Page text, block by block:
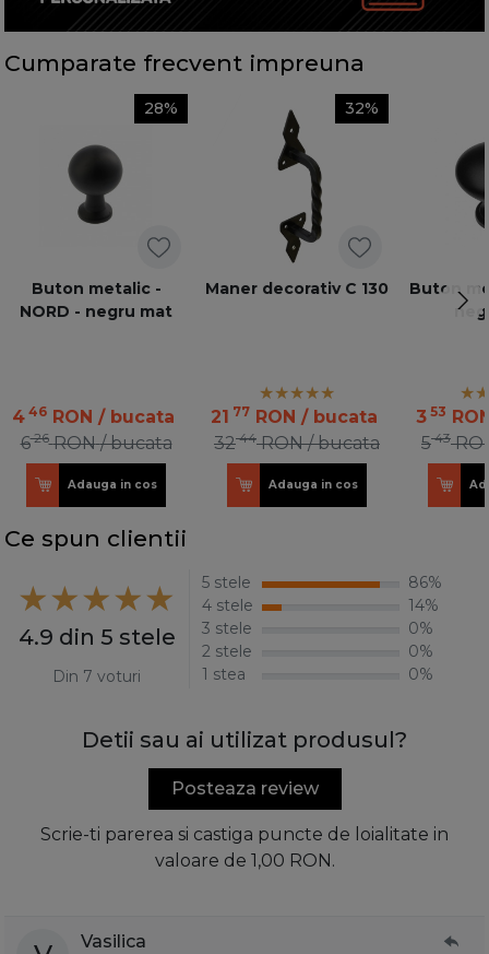
Cumparate frecvent impreuna
28%
Buton metalic -
NORD - negru mat
4 46 RON / bucata
626 RON / bucata
Adauga in cos
32%
Maner decorativ C 130
21 77 RON / bucata
3244 RON / bucata
Adauga in cos
Buton
3 53
543
Ce spun clientii
4.9 din 5 stele
Din 7 voturi
5 stele
86%
4 stele
14%
3 stele
0%
2 stele
0%
1 stea
0%
Detii sau ai utilizat produsul?
Posteaza review
Scrie-ti parerea si castiga puncte de loialitate in
valoare de 1,00 RON.
Vasilica